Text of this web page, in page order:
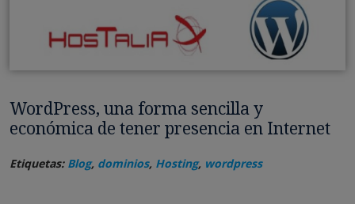
WordPress, una forma sencilla y
económica de tener presencia en Internet
Etiquetas: Blog, dominios, Hosting, wordpress